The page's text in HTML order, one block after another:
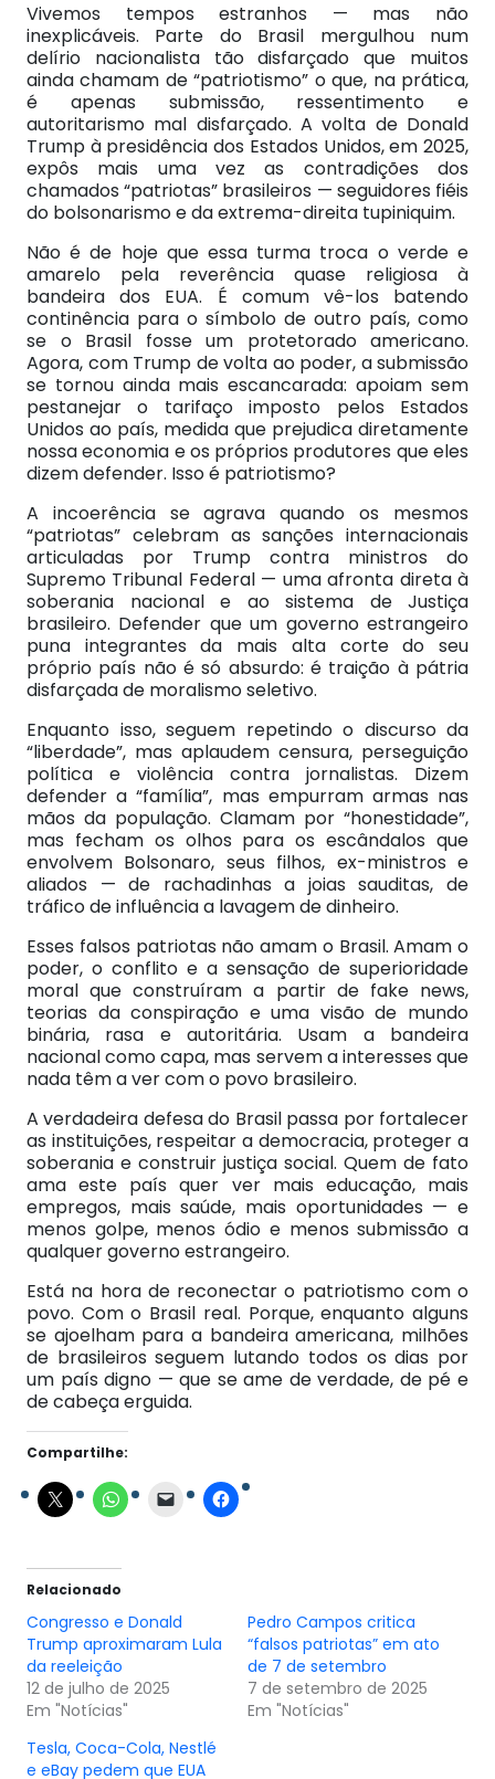
Vivemos tempos estranhos — mas não
inexplicáveis. Parte do Brasil mergulhou num
delírio nacionalista tão disfarçado que muitos
ainda chamam de “patriotismo” o que, na prática,
é apenas submissão, ressentimento e
autoritarismo mal disfarçado. A volta de Donald
Trump à presidência dos Estados Unidos, em 2025,
expôs mais uma vez as contradições dos
chamados “patriotas” brasileiros — seguidores fiéis
do bolsonarismo e da extrema-direita tupiniquim.
Não é de hoje que essa turma troca o verde e
amarelo pela reverência quase religiosa à
bandeira dos EUA. É comum vê-los batendo
continência para o símbolo de outro país, como
se o Brasil fosse um protetorado americano.
Agora, com Trump de volta ao poder, a submissão
se tornou ainda mais escancarada: apoiam sem
pestanejar o tarifaço imposto pelos Estados
Unidos ao país, medida que prejudica diretamente
nossa economia e os próprios produtores que eles
dizem defender. Isso é patriotismo?
A incoerência se agrava quando os mesmos
“patriotas” celebram as sanções internacionais
articuladas por Trump contra ministros do
Supremo Tribunal Federal — uma afronta direta à
soberania nacional e ao sistema de Justiça
brasileiro. Defender que um governo estrangeiro
puna integrantes da mais alta corte do seu
próprio país não é só absurdo: é traição à pátria
disfarçada de moralismo seletivo.
Enquanto isso, seguem repetindo o discurso da
“liberdade”, mas aplaudem censura, perseguição
política e violência contra jornalistas. Dizem
defender a “família”, mas empurram armas nas
mãos da população. Clamam por “honestidade”,
mas fecham os olhos para os escândalos que
envolvem Bolsonaro, seus filhos, ex-ministros e
aliados — de rachadinhas a joias sauditas, de
tráfico de influência a lavagem de dinheiro.
Esses falsos patriotas não amam o Brasil. Amam o
poder, o conflito e a sensação de superioridade
moral que construíram a partir de fake news,
teorias da conspiração e uma visão de mundo
binária, rasa e autoritária. Usam a bandeira
nacional como capa, mas servem a interesses que
nada têm a ver com o povo brasileiro.
A verdadeira defesa do Brasil passa por fortalecer
as instituições, respeitar a democracia, proteger a
soberania e construir justiça social. Quem de fato
ama este país quer ver mais educação, mais
empregos, mais saúde, mais oportunidades — e
menos golpe, menos ódio e menos submissão a
qualquer governo estrangeiro.
Está na hora de reconectar o patriotismo com o
povo. Com o Brasil real. Porque, enquanto alguns
se ajoelham para a bandeira americana, milhões
de brasileiros seguem lutando todos os dias por
um país digno — que se ame de verdade, de pé e
de cabeça erguida.
Compartilhe:
Relacionado
Congresso e Donald
Trump aproximaram Lula
da reeleição
12 de julho de 2025
Em "Notícias"
Pedro Campos critica
“falsos patriotas” em ato
de 7 de setembro
7 de setembro de 2025
Em "Notícias"
Tesla, Coca-Cola, Nestlé
e eBay pedem que EUA